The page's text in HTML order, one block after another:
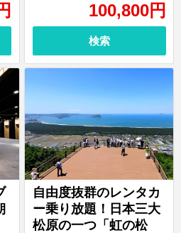
100,800円
検索
自由度抜群のレンタカ
ー乗り放題！日本三大
松原の一つ「虹の松